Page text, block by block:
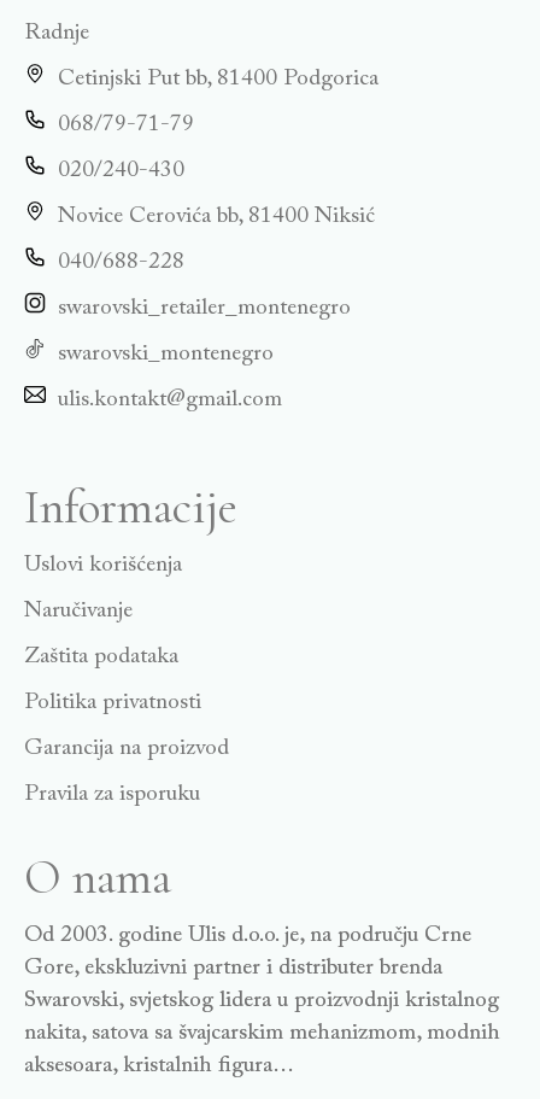
Radnje
Cetinjski Put bb, 81400 Podgorica
068/79-71-79
020/240-430
Novice Cerovića bb, 81400 Niksić
040/688-228
swarovski_retailer_montenegro
swarovski_montenegro
ulis.kontakt@gmail.com
Informacije
Uslovi korišćenja
Naručivanje
Zaštita podataka
Politika privatnosti
Garancija na proizvod
Pravila za isporuku
O nama
Od 2003. godine Ulis d.o.o. je, na području Crne
Gore, ekskluzivni partner i distributer brenda
Swarovski, svjetskog lidera u proizvodnji kristalnog
nakita, satova sa švajcarskim mehanizmom, modnih
aksesoara, kristalnih figura…